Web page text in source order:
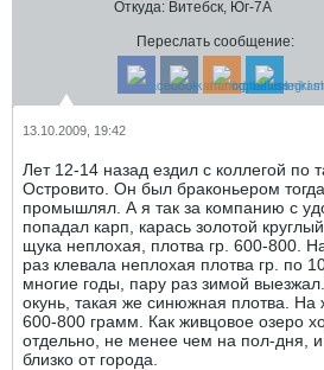
Откуда: Витебск, Юг-7А
Переслать сообщение:
13.10.2009, 19:42
Лет 12-14 назад ездил с коллегой по
Островито. Он был браконьером
промышлял. А я так за компанию с
попадал карп, карась золотой
щука неплохая, плотва гр. 600-800.
раз клевала неплохая плотва гр. по
многие годы, пару раз зимой
окунь, такая же синюжная плотва.
600-800 грамм. Как живцовое озеро
отдельно, не менее чем на пол-дня, и
близко от города.